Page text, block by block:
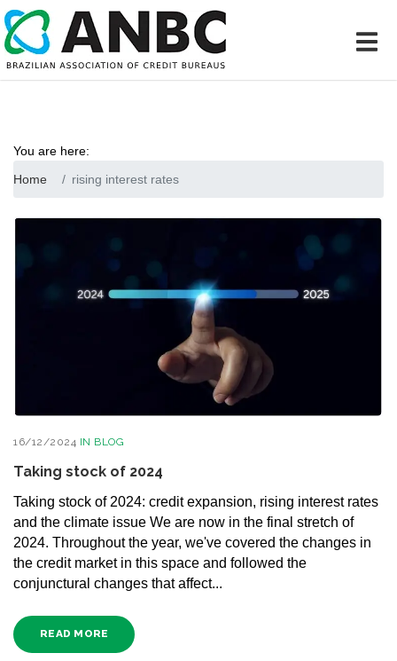
You are here:
Home
rising interest rates
16/12/2024 IN BLOG
Taking stock of 2024
Taking stock of 2024: credit expansion, rising interest rates
and the climate issue We are now in the final stretch of
2024. Throughout the year, we've covered the changes in
the credit market in this space and followed the
conjunctural changes that affect...
READ MORE